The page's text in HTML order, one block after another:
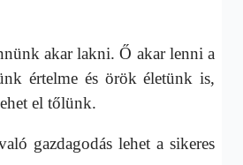
akar lakni. Ő akar lenni a
értelme és örök életünk is,
el tőlünk.
gazdagodás lehet a sikeres